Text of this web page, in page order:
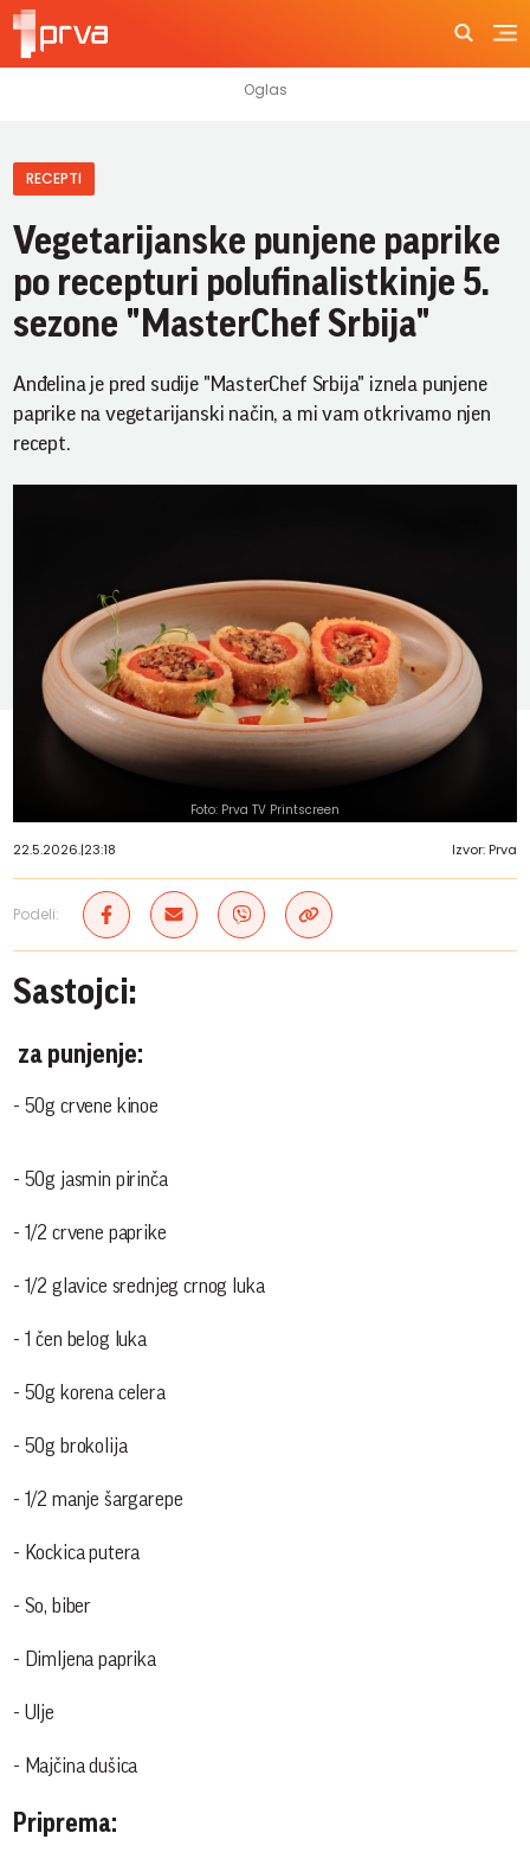
RECEPTI
Vegetarijanske punjene paprike
po recepturi polufinalistkinje 5.
sezone "MasterChef Srbija"
Anđelina je pred sudije "MasterChef Srbija" iznela punjene
paprike na vegetarijanski način, a mi vam otkrivamo njen
recept.
Foto: Prva TV Printscreen
22.5.2026.|23:18 Izvor: Prva
Podeli:
Sastojci:
za punjenje:
- 50g crvene kinoe
- 50g jasmin pirinča
- 1/2 crvene paprike
- 1/2 glavice srednjeg crnog luka
- 1 čen belog luka
- 50g korena celera
- 50g brokolija
- 1/2 manje šargarepe
- Kockica putera
- So, biber
- Dimljena paprika
- Ulje
- Majčina dušica
Priprema: